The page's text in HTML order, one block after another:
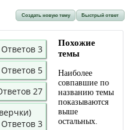
Создать новую тему Быстрый ответ
Ответов 3
Ответов 5
27
Ответов 3
Похожие
темы
Наиболее
совпавшие по
названию темы
показываются
выше
остальных.